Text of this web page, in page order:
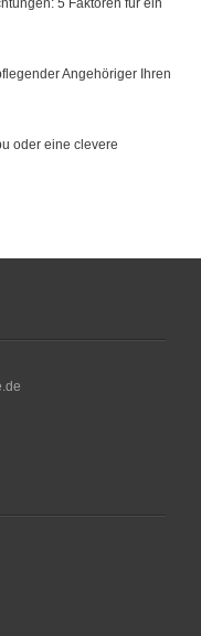
5 Faktoren für ein
Angehöriger Ihren
oder eine clevere